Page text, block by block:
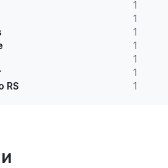
1
1
1
1
1
1
RS
1